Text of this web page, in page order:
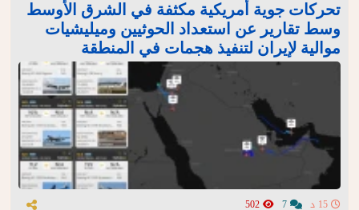
تحركات جوية أمريكية مكثفة في الشرق الأوسط
وسط تقارير عن استعداد الحوثيين وميليشيات
موالية لإيران لتنفيذ هجمات في المنطقة